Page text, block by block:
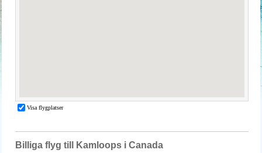
Billiga flyg till Kamloops i Canada